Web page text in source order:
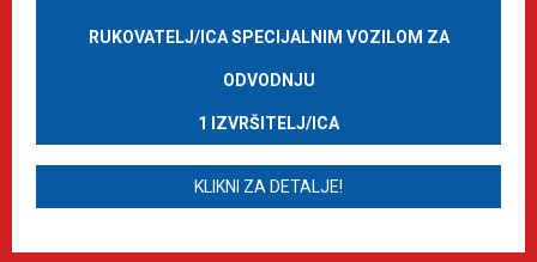
RUKOVATELJ/ICA SPECIJALNIM VOZILOM ZA
ODVODNJU
1 IZVRŠITELJ/ICA
KLIKNI ZA DETALJE!